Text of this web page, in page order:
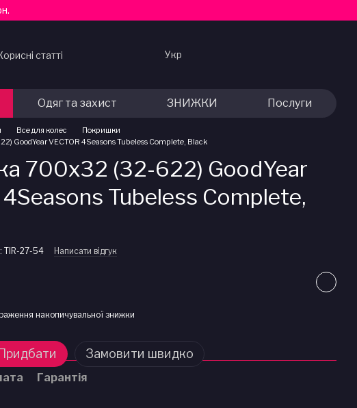
статті
Укр
Одяг та захист ЗНИЖКИ Послуги
Все для колес
Покришки
GoodYear VECTOR 4Seasons Tubeless Complete, Black
700x32 (32-622) GoodYear
4Seasons Tubeless Complete,
TIR-27-54 Написати відгук
накопичувальної знижки
Придбати Замовити швидко
Гарантія